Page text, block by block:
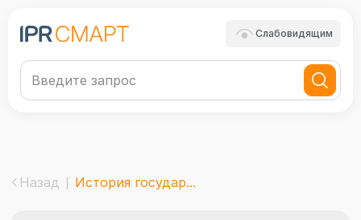
Слабовидящим
Назад История государ...